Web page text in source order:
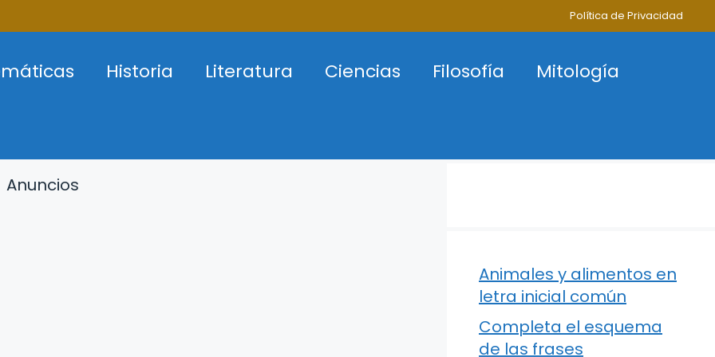
Política de Privacidad
Historia Literatura Ciencias Filosofía
Mitología
Anuncios
Animales y alimentos en
letra inicial común
Completa el esquema
de las frases